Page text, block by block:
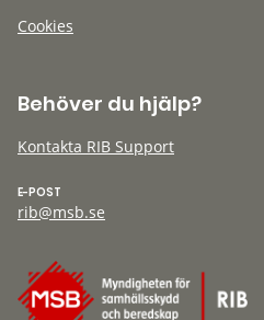
Cookies
Behöver du hjälp?
Kontakta RIB Support
E-POST
rib@msb.se